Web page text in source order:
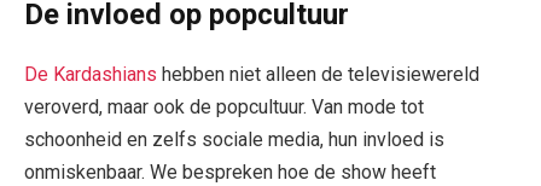
De invloed op popcultuur
De Kardashians hebben niet alleen de televisiewereld
veroverd, maar ook de popcultuur. Van mode tot
schoonheid en zelfs sociale media, hun invloed is
onmiskenbaar. We bespreken hoe de show heeft